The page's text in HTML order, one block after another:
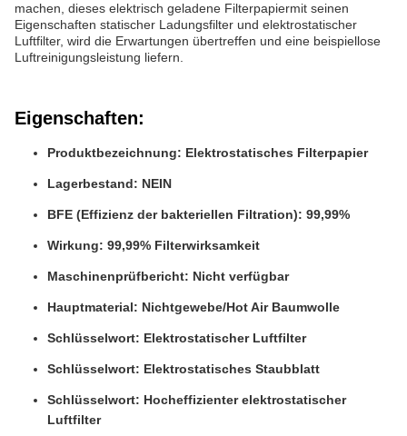
machen, dieses elektrisch geladene Filterpapiermit seinen
Eigenschaften statischer Ladungsfilter und elektrostatischer
Luftfilter, wird die Erwartungen übertreffen und eine beispiellose
Luftreinigungsleistung liefern.
Eigenschaften:
Produktbezeichnung: Elektrostatisches Filterpapier
Lagerbestand: NEIN
BFE (Effizienz der bakteriellen Filtration): 99,99%
Wirkung: 99,99% Filterwirksamkeit
Maschinenprüfbericht: Nicht verfügbar
Hauptmaterial: Nichtgewebe/Hot Air Baumwolle
Schlüsselwort: Elektrostatischer Luftfilter
Schlüsselwort: Elektrostatisches Staubblatt
Schlüsselwort: Hocheffizienter elektrostatischer
Luftfilter